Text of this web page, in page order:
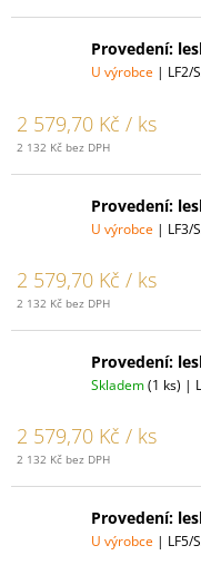
Provedení:
U výrobce | LF2/
2 579,70 Kč / ks
2 132 Kč bez DPH
Provedení:
U výrobce | LF3/
2 579,70 Kč / ks
2 132 Kč bez DPH
Provedení:
Skladem(1 ks) |
2 579,70 Kč / ks
2 132 Kč bez DPH
Provedení:
U výrobce | LF5/